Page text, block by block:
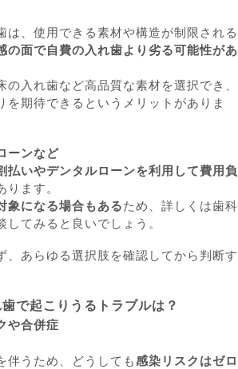
は、使用できる素材や構造が制限される
の面で自費の入れ歯より劣る可能性があ
の入れ歯など高品質な素材を選択でき、
を期待できるというメリットがありま
ーンなど
払いやデンタルローンを利用して費用負
ります。
象になる場合もあるため、詳しくは歯科
てみると良いでしょう。
、あらゆる選択肢を確認してから判断す
で起こりうるトラブルは？
や合併症
伴うため、どうしても感染リスクはゼロ